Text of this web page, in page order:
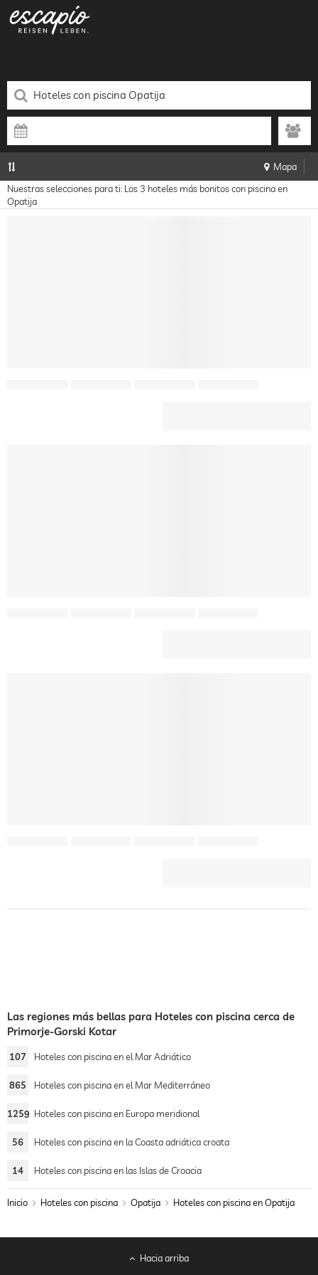
Mapa
Nuestras selecciones para ti: Los 3 hoteles más bonitos con piscina en
Opatija
Las regiones más bellas para Hoteles con piscina cerca de
Primorje-Gorski Kotar
107 Hoteles con piscina en el Mar Adriático
865 Hoteles con piscina en el Mar Mediterráneo
1259 Hoteles con piscina en Europa meridional
56 Hoteles con piscina en la Coasta adriática croata
14 Hoteles con piscina en las Islas de Croacia
Inicio Hoteles con piscina Opatija Hoteles con piscina en Opatija
Hacia arriba